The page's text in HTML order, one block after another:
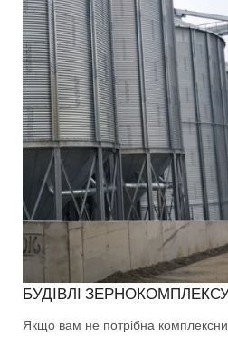
БУДІВЛІ
Якщо вам не потрібна